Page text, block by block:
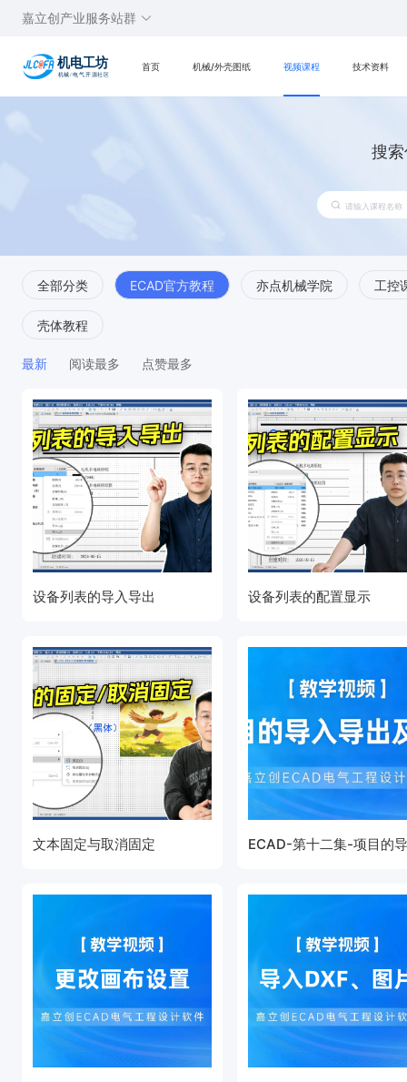
嘉立创产业服务站群
首页 机械/外壳图纸 视频课程 技术资料
搜
全部分类 ECAD官方教程 亦点机械学院 工控
壳体教程
最新 阅读最多 点赞最多
设备列表的导入导出 设备列表的配置显示
文本固定与取消固定 ECAD-第十二集-项目的